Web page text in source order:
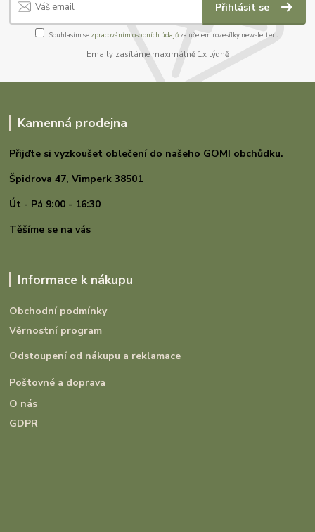
Přihlásit se
Souhlasím se zpracováním osobních údajůza účelem rozesílky newsletteru.
Emaily zasíláme maximálně 1x týdně
Kamenná prodejna
Přijďte si vyzkoušet oblečení do našeho GOMI obchůdku.
Špidrova 47,Vimperk 38501
Út - Pá 9:00 - 16:30
Těšíme se na vás
Informace k nákupu
Obchodní podmínky
Věrnostní program
Odstoupení od nákupu a reklamace
Poštovné a doprava
O nás
GDPR